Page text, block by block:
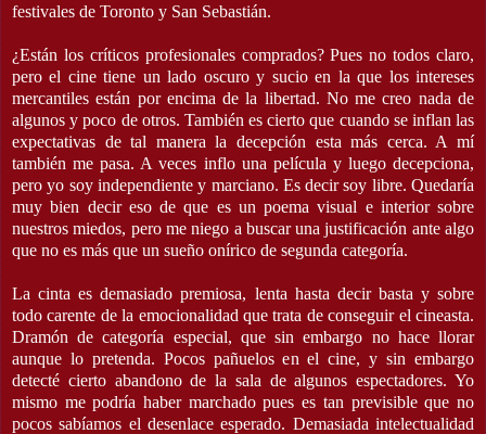
festivales de Toronto y San Sebastián.
¿Están los críticos profesionales comprados? Pues no todos claro,
pero el cine tiene un lado oscuro y sucio en la que los intereses
mercantiles están por encima de la libertad. No me creo nada de
algunos y poco de otros. También es cierto que cuando se inflan las
expectativas de tal manera la decepción esta más cerca. A mí
también me pasa. A veces inflo una película y luego decepciona,
pero yo soy independiente y marciano. Es decir soy libre. Quedaría
muy bien decir eso de que es un poema visual e interior sobre
nuestros miedos, pero me niego a buscar una justificación ante algo
que no es más que un sueño onírico de segunda categoría.
La cinta es demasiado premiosa, lenta hasta decir basta y sobre
todo carente de la emocionalidad que trata de conseguir el cineasta.
Dramón de categoría especial, que sin embargo no hace llorar
aunque lo pretenda. Pocos pañuelos en el cine, y sin embargo
detecté cierto abandono de la sala de algunos espectadores. Yo
mismo me podría haber marchado pues es tan previsible que no
pocos sabíamos el desenlace esperado. Demasiada intelectualidad